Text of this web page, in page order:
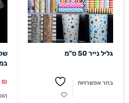
גליל נייר 50 ס"מ
בחר אפשרויות ₪